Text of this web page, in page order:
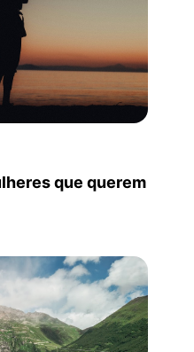
que querem